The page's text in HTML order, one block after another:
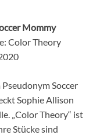
Mommy
Color Theory
Soccer
Sophie Allison
„Color Theory“ ist
Stücke sind